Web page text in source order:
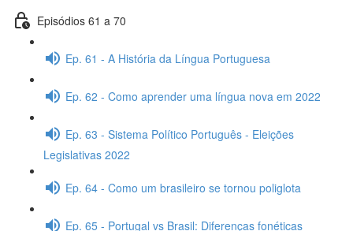
Episódios 61 a 70
Ep. 61 - A História da Língua Portuguesa
Ep. 62 - Como aprender uma língua nova em 2022
Ep. 63 - Sistema Político Português - Eleições
Legislativas 2022
Ep. 64 - Como um brasileiro se tornou poliglota
Ep. 65 - Portugal vs Brasil: Diferenças fonéticas